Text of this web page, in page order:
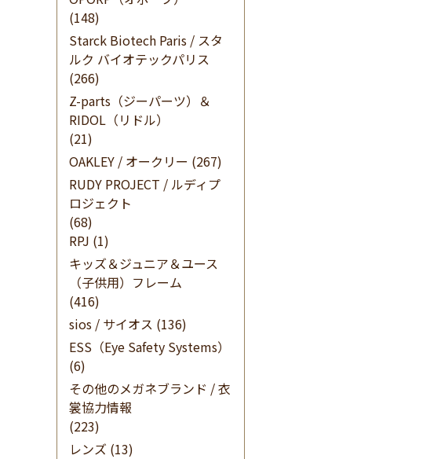
(148)
Starck Biotech Paris / スタ
ルク バイオテックパリス
(266)
Z-parts（ジーパーツ）＆
RIDOL（リドル）
(21)
OAKLEY / オークリー (267)
RUDY PROJECT / ルディプ
ロジェクト
(68)
RPJ (1)
キッズ＆ジュニア＆ユース
（子供用）フレーム
(416)
sios / サイオス (136)
ESS（Eye Safety Systems）
(6)
その他のメガネブランド / 衣
裳協力情報
(223)
レンズ (13)